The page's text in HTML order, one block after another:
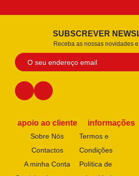
SUBSCREVER
Receba as nossas novidades
apoio ao cliente
Sobre Nós
Contactos
A minha Conta
informações
Termos e
Condições
Política de